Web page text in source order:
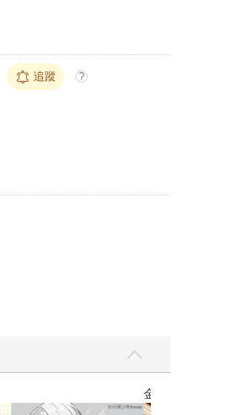
追蹤 ?
金石堂2026海